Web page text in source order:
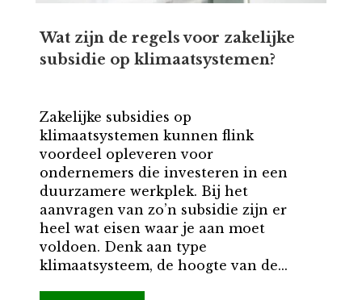
Wat zijn de regels voor zakelijke
subsidie op klimaatsystemen?
Zakelijke subsidies op
klimaatsystemen kunnen flink
voordeel opleveren voor
ondernemers die investeren in een
duurzamere werkplek. Bij het
aanvragen van zo’n subsidie zijn er
heel wat eisen waar je aan moet
voldoen. Denk aan type
klimaatsysteem, de hoogte van de...